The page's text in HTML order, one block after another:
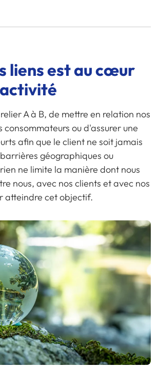
liens est au cœur
A à B, de mettre en relation nos
consommateurs ou d'assurer une
afin que le client ne soit jamais
géographiques ou
ne limite la manière dont nous
nous, avec nos clients et avec nos
atteindre cet objectif.